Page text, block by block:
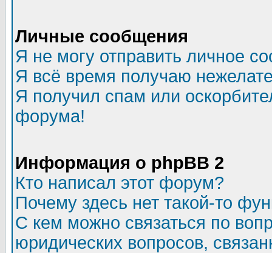
Личные сообщения
Я не могу отправить личное
Я всё время получаю
Я получил спам или
форума!
Информация о phpBB 2
Кто написал этот форум?
Почему здесь нет такой-то
С кем можно связаться по
юридических вопросов,